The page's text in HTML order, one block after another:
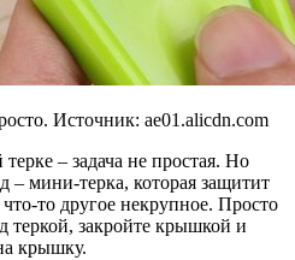
Источник: ae01.alicdn.com
– задача не простая. Но
– мини-терка, которая защитит
то другое некрупное. Просто
теркой, закройте крышкой и
крышку.